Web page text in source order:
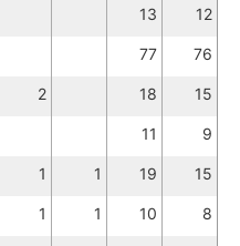
13 12
77 76
2 18 15
11 9
1 1 19 15
1 1 10 8